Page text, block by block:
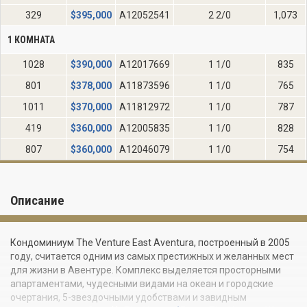
329 $395,000 A12052541 2 2/0 1,073
1 КОМНАТА
1028 $390,000 A12017669 1 1/0
835
801
$378,000 A11873596 1 1/0
765
1011
$370,000 A11812972 1 1/0
787
419
$360,000 A12005835 1 1/0
828
807
$360,000 A12046079 1 1/0 754
Описание
Кондоминиум The Venture East Aventura, построенный в 2005
году, считается одним из самых престижных и желанных мест
для жизни в Авентуре. Комплекс выделяется просторными
апартаментами, чудесными видами на океан и городские
очертания, 5-звездочными удобствами и завидным